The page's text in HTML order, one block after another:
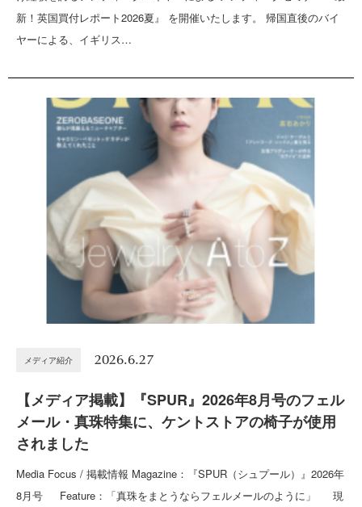
新！英国買付レポート2026夏』 を開催いたします。 帰国直後のバイ
ヤーによる、イギリス…
メディア紹介 2026.6.27
【メディア掲載】『SPUR』2026年8月号のフェル
メール・真珠特集に、ケントストアの椅子が使用
されました
Media Focus / 掲載情報 Magazine：『SPUR（シュプール）』2026年
8月号 Feature：「真珠をまとうならフェルメールのように」 現